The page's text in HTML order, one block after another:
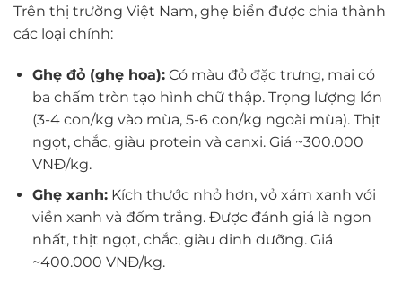
Trên thị trường Việt Nam, ghẹ biển được chia thành
các loại chính:
Ghẹ đỏ (ghẹ hoa):Có màu đỏ đặc trưng, mai có
ba chấm tròn tạo hình chữ thập. Trọng lượng lớn
(3-4 con/kg vào mùa, 5-6 con/kg ngoài mùa). Thịt
ngọt, chắc, giàu protein và canxi. Giá ~300.000
VNĐ/kg.
Ghẹ xanh:Kích thước nhỏ hơn, vỏ xám xanh với
viền xanh và đốm trắng. Được đánh giá là ngon
nhất, thịt ngọt, chắc, giàu dinh dưỡng. Giá
~400.000 VNĐ/kg.